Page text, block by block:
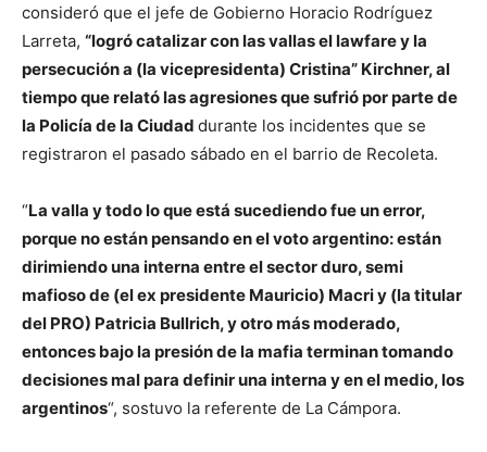
consideró que el jefe de Gobierno Horacio Rodríguez
Larreta, “logró catalizar con las vallas el lawfare y la
persecución a (la vicepresidenta) Cristina” Kirchner, al
tiempo que relató las agresiones que sufrió por parte de
la Policía de la Ciudad durante los incidentes que se
registraron el pasado sábado en el barrio de Recoleta.
“La valla y todo lo que está sucediendo fue un error,
porque no están pensando en el voto argentino: están
dirimiendo una interna entre el sector duro, semi
mafioso de (el ex presidente Mauricio) Macri y (la titular
del PRO) Patricia Bullrich, y otro más moderado,
entonces bajo la presión de la mafia terminan tomando
decisiones mal para definir una interna y en el medio, los
argentinos“, sostuvo la referente de La Cámpora.